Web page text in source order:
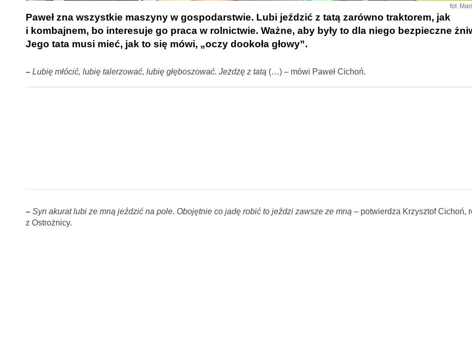
fot.
Paweł zna wszystkie maszyny w gospodarstwie. Lubi jeździć z tatą zarówno traktorem, jak
i kombajnem, bo interesuje go praca w rolnictwie. Ważne, aby były to dla niego bezpieczne
Jego tata musi mieć, jak to się mówi, „oczy dookoła głowy”.
–Lubię młócić, lubię talerzować, lubię głęboszować. Jeżdżę z tatą (…) – mówi Paweł Cichoń.
–Syn akurat lubi ze mną jeździć na pole. Obojętnie co jadę robić to jeździ zawsze ze mną – potwierdza Krzysztof Cichoń,
z Ostrożnicy.